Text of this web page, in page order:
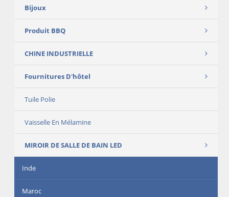
Bijoux
Produit BBQ
CHINE INDUSTRIELLE
Fournitures D'hôtel
Tuile Polie
Vaisselle En Mélamine
MIROIR DE SALLE DE BAIN LED
Inde
Maroc